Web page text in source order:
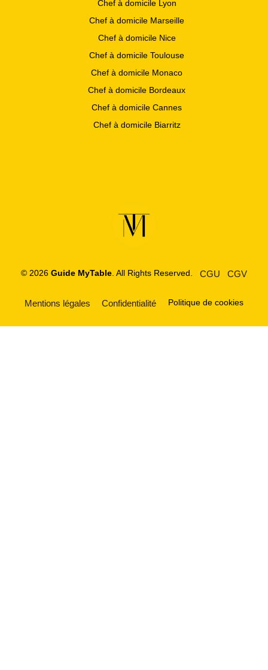
Chef à domicile Lyon
Chef à domicile Marseille
Chef à domicile Nice
Chef à domicile Toulouse
Chef à domicile Monaco
Chef à domicile Bordeaux
Chef à domicile Cannes
Chef à domicile Biarritz
© 2026 Guide MyTable. All Rights Reserved. CGU CGV
Mentions légales Confidentialité Politique de cookies